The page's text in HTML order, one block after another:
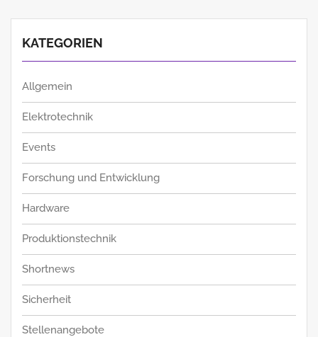
KATEGORIEN
Allgemein
Elektrotechnik
Events
Forschung und Entwicklung
Hardware
Produktionstechnik
Shortnews
Sicherheit
Stellenangebote